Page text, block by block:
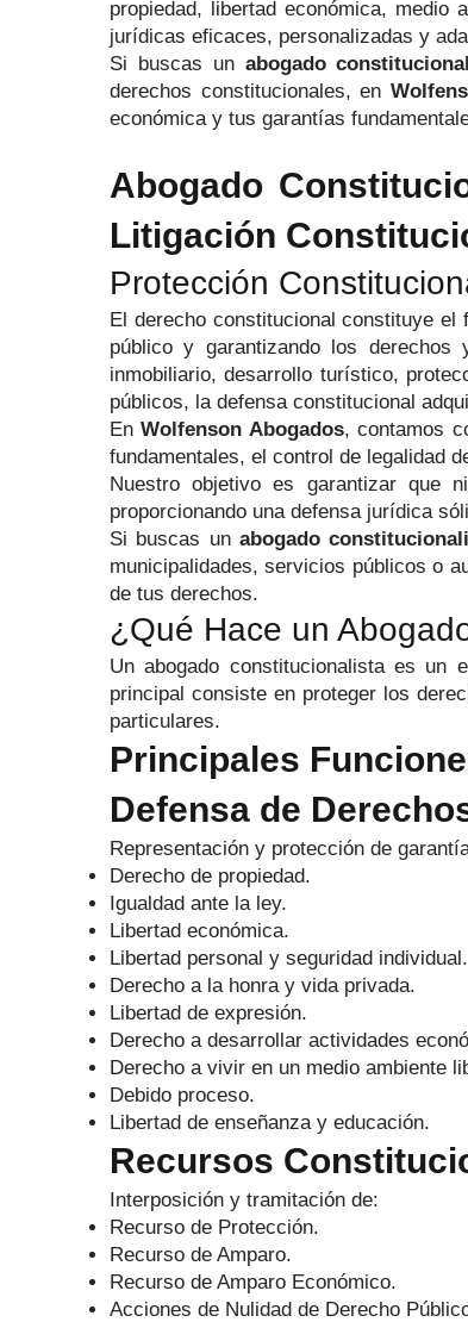
propiedad, libertad económica,
jurídicas eficaces, personalizadas y
Si buscas un abogado
derechos constitucionales, en
económica y tus garantías
Abogado
Litigación
Protección
El derecho constitucional constituye el
público y garantizando los derechos
inmobiliario, desarrollo turístico,
públicos, la defensa constitucional
EnWolfenson Abogados, contamos
fundamentales, el control de legalidad
Nuestro objetivo es garantizar que
proporcionando una defensa jurídica
Si buscas unabogado
municipalidades, servicios públicos o
de tus derechos.
¿Qué Hace un
Un abogado constitucionalista es un
principal consiste en proteger los
particulares.
Principales
Defensa de
Representación y protección de
Derecho de propiedad.
Igualdad ante la ley.
Libertad económica.
Libertad personal y seguridad individual.
Derecho a la honra y vida privada.
Libertad de expresión.
Derecho a desarrollar actividades
Derecho a vivir en un medio ambiente
Debido proceso.
Libertad de enseñanza y educación.
Recursos
Interposición y tramitación de:
Recurso de Protección.
Recurso de Amparo.
Recurso de Amparo Económico.
Acciones de Nulidad de Derecho